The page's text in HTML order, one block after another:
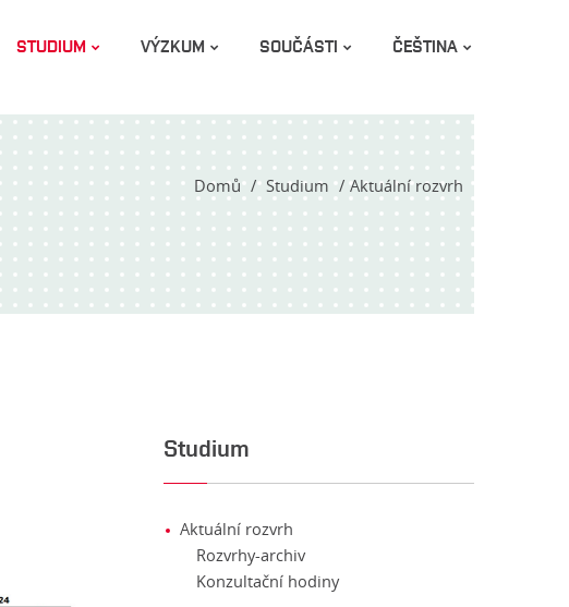
STUDIUM VÝZKUM SOUČÁSTI ČEŠTINA
Domů Studium Aktuální rozvrh
Studium
Aktuální rozvrh
Rozvrhy-archiv
Konzultační hodiny